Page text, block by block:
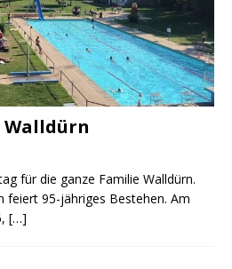
Walldürn
für die ganze Familie Walldürn.
feiert 95-jähriges Bestehen. Am
[…]